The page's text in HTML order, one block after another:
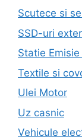
Scutece si
SSD-uri
Statie
Textile si
Ulei Motor
Uz casnic
Vehicule